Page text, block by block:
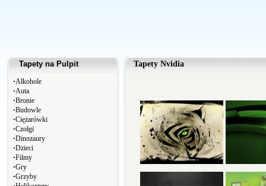
Tapety na Pulpit
∙Alkohole
∙Auta
∙Bronie
∙Budowle
∙Ciężarówki
∙Czołgi
∙Dinozaury
∙Dzieci
∙Filmy
∙Gry
∙Grzyby
Tapety Nvidia